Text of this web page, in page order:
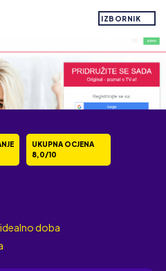
IZBORNIK
UKUPNA OCJENA
8,0/10
idealno doba